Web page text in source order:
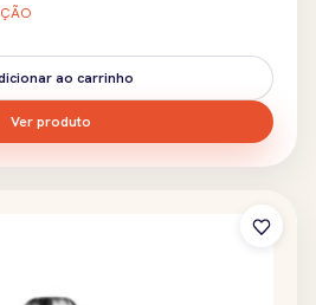
ao carrinho
Ver produto